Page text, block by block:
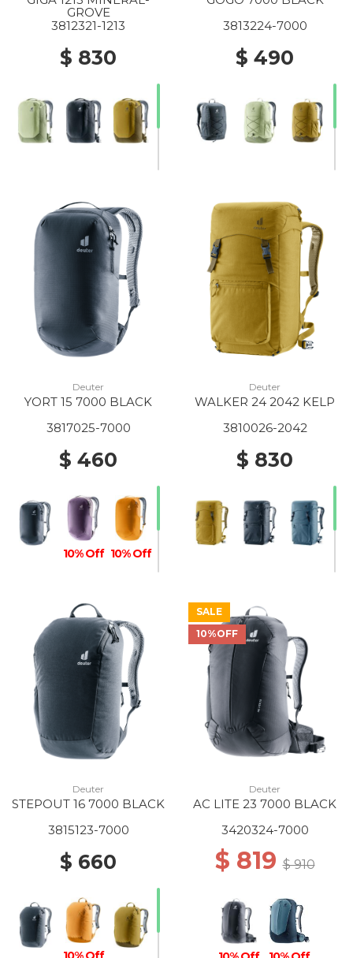
GROVE
3812321-1213
$ 830
3813224-7000
$ 490
Deuter
YORT 15 7000 BLACK
3817025-7000
$ 460
10% Off 10% Off
Deuter
WALKER 24 2042 KELP
3810026-2042
$ 830
Deuter
STEPOUT 16 7000 BLACK
3815123-7000
$ 660
SALE
10%OFF
Deuter
AC LITE 23 7000 BLACK
3420324-7000
$ 819$ 910